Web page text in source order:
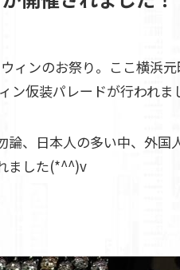
ィンのお祭り。ここ横浜
仮装パレードが行われま
、日本人の多い中、外国
ました(*^^)v